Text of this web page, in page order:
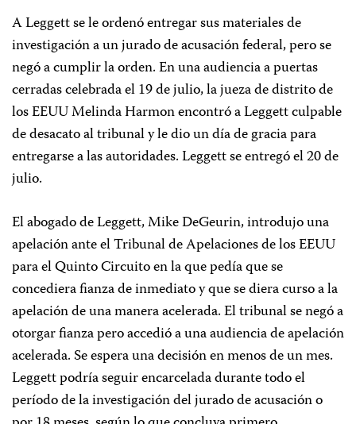
A Leggett se le ordenó entregar sus materiales de
investigación a un jurado de acusación federal, pero se
negó a cumplir la orden. En una audiencia a puertas
cerradas celebrada el 19 de julio, la jueza de distrito de
los EEUU Melinda Harmon encontró a Leggett culpable
de desacato al tribunal y le dio un día de gracia para
entregarse a las autoridades. Leggett se entregó el 20 de
julio.
El abogado de Leggett, Mike DeGeurin, introdujo una
apelación ante el Tribunal de Apelaciones de los EEUU
para el Quinto Circuito en la que pedía que se
concediera fianza de inmediato y que se diera curso a la
apelación de una manera acelerada. El tribunal se negó a
otorgar fianza pero accedió a una audiencia de apelación
acelerada. Se espera una decisión en menos de un mes.
Leggett podría seguir encarcelada durante todo el
período de la investigación del jurado de acusación o